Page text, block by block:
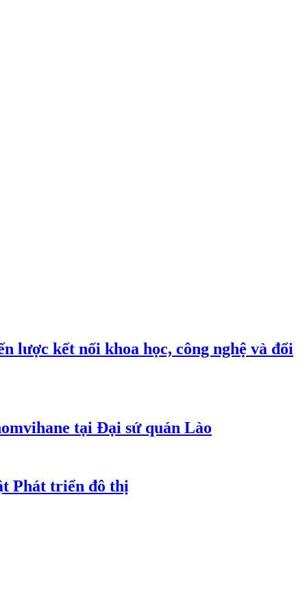
lược kết nối khoa học, công nghệ và đổi
tại Đại sứ quán Lào
Phát triển đô thị